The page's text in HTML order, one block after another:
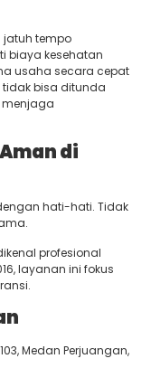
jatuh tempo
biaya kesehatan
usaha secara cepat
tidak bisa ditunda
di
hati-hati. Tidak
profesional
layanan ini fokus
Medan Perjuangan,